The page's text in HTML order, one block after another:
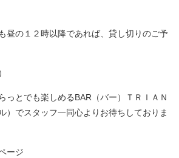
昼の１２時以降であれば、貸し切りのご予
っとでも楽しめるBAR（バー）ＴＲＩＡＮ
）でスタッフ一同心よりお待ちしておりま
ージ